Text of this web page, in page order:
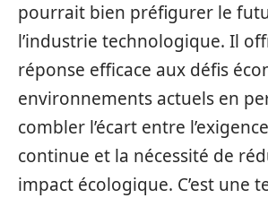
pourrait bien préfigurer le
l’industrie technologique. Il
réponse efficace aux défis
environnements actuels en
combler l’écart entre
continue et la nécessité de
impact écologique. C’est une